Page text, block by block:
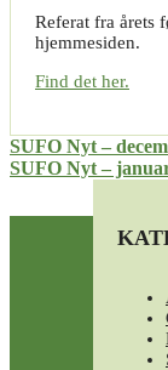
Referat fra årets
hjemmesiden.
Find det her.
SUFO Nyt –
SUFO Nyt –